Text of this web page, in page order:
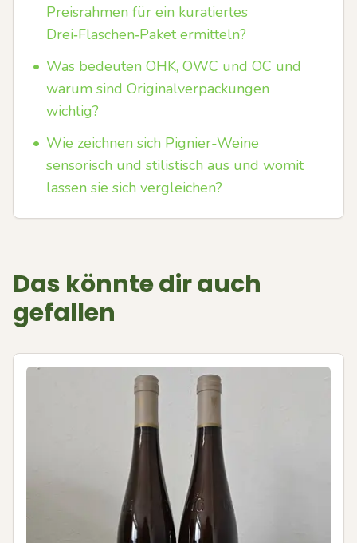
Preisrahmen für ein kuratiertes
Drei‑Flaschen‑Paket ermitteln?
• Was bedeuten OHK, OWC und OC und
warum sind Originalverpackungen
wichtig?
• Wie zeichnen sich Pignier-Weine
sensorisch und stilistisch aus und womit
lassen sie sich vergleichen?
Das könnte dir auch
gefallen